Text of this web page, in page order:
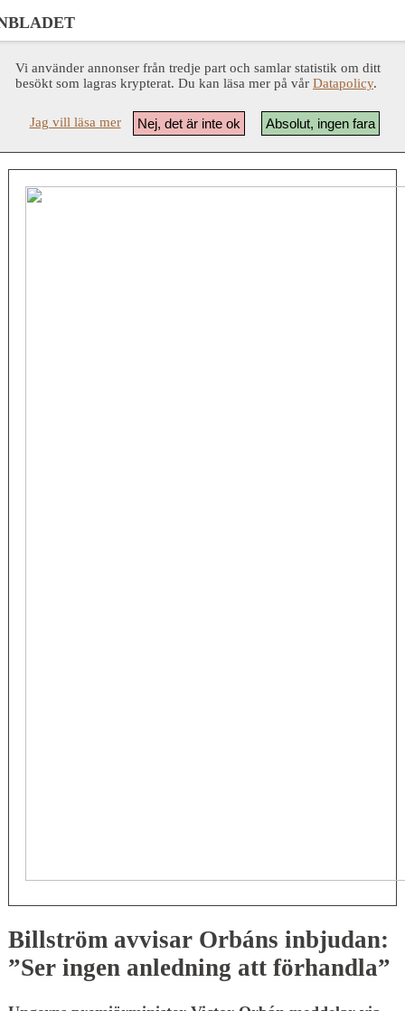
Vi använder annonser från tredje part och samlar statistik om ditt
besökt som lagras krypterat. Du kan läsa mer på vår Datapolicy.
Absolut, ingen fara
Nej, det är inte ok
Jag vill läsa mer
Billström avvisar Orbáns inbjudan:
”Ser ingen anledning att förhandla”